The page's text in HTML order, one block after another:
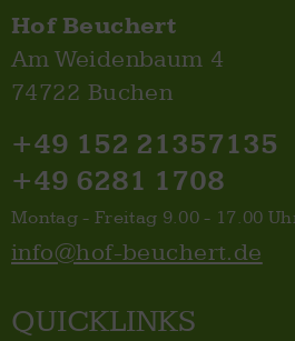
Hof Beuchert
Am Weidenbaum 4
74722 Buchen
+49 152 21357135
+49 6281 1708
Montag - Freitag 9.00 - 17.00
info@hof-beuchert.de
QUICKLINKS